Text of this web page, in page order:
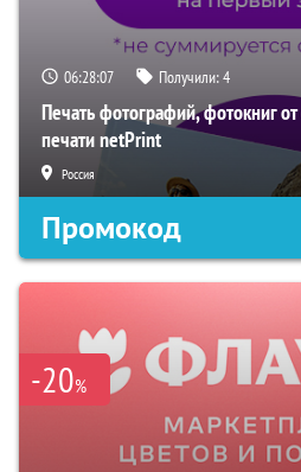
06:28:05 Получили:4
Печать фотографий, фотокниг
печати netPrint
Россия
Промокод
-20%